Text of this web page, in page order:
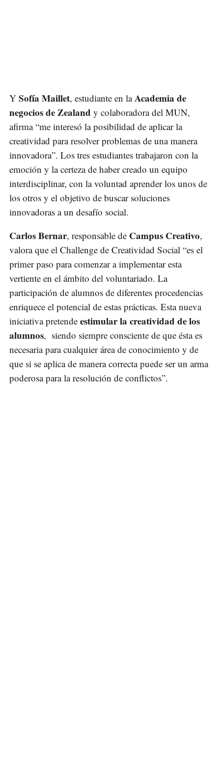
Y Sofía Maillet, estudiante en laAcademia de
negocios de Zealand y colaboradora del MUN,
afirma “me interesó la posibilidad de aplicar la
creatividad para resolver problemas de una manera
innovadora”. Los tres estudiantes trabajaron con la
emoción y la certeza de haber creado un equipo
interdisciplinar, con la voluntad aprender los unos de
los otros y el objetivo de buscar soluciones
innovadoras a un desafío social.
Carlos Bernar, responsable de Campus Creativo,
valora que el Challenge de Creatividad Social “es el
primer paso para comenzar a implementar esta
vertiente en el ámbito del voluntariado. La
participación de alumnos de diferentes procedencias
enriquece el potencial de estas prácticas. Esta nueva
iniciativa pretende estimular la creatividad de los
alumnos, siendo siempre consciente de que ésta es
necesaria para cualquier área de conocimiento y de
que si se aplica de manera correcta puede ser un arma
poderosa para la resolución de conflictos”.